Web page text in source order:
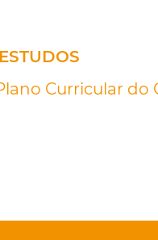
Curricular do